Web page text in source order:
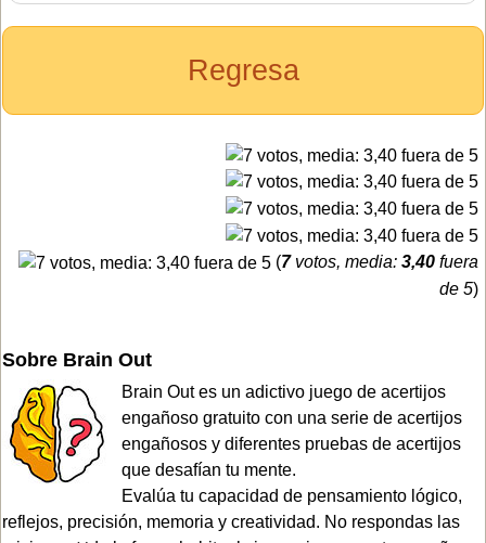
Regresa
(7votos, media: 3,40 fuera
de 5)
Sobre Brain Out
Brain Out es un adictivo juego de acertijos
engañoso gratuito con una serie de acertijos
engañosos y diferentes pruebas de acertijos
que desafían tu mente.
Evalúa tu capacidad de pensamiento lógico,
reflejos, precisión, memoria y creatividad. No respondas las